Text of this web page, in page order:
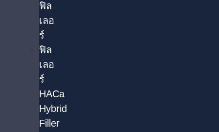
ฟิล
เลอ
ร์
ฟิล
เลอ
ร์
HACa
Hybrid
Filler